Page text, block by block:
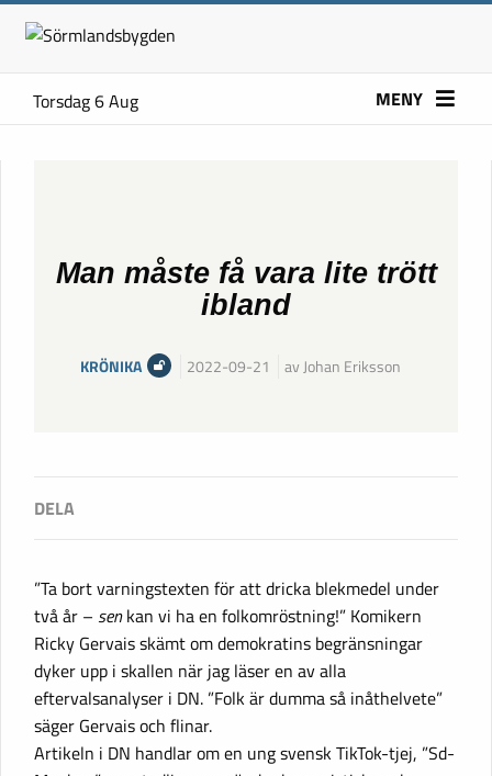
Torsdag 6 Aug MENY
Man måste få vara lite trött
ibland
KRÖNIKA 2022-09-21 av Johan Eriksson
”Ta bort varningstexten för att dricka blekmedel under
två år – senkan vi ha en folkomröstning!” Komikern
Ricky Gervais skämt om demokratins begränsningar
dyker upp i skallen när jag läser en av alla
eftervalsanalyser i DN. ”Folk är dumma så inåthelvete”
säger Gervais och flinar.
Artikeln i DN handlar om en ung svensk TikTok-tjej, ”Sd-